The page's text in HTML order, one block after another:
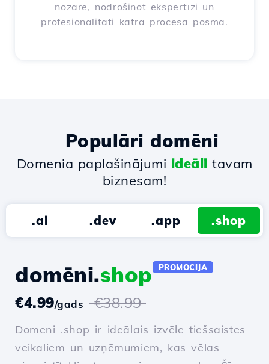
nozarē, nodrošinot ekspertīzi un
profesionalitāti katrā procesa posmā.
Populāri domēni
Domenia paplašinājumi ideāli tavam
biznesam!
.ai .dev .app .shop
domēni.shop PROMOCIJA
€4.99/gads €38.99
Domeni .shop ir ideālais izvēle tiešsaistes
veikaliem un uzņēmumiem, kas vēlas